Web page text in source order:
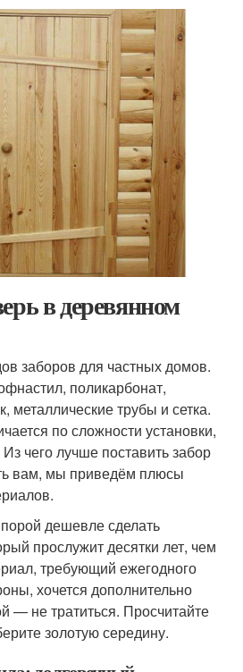
в деревянном
заборов для частных домов.
поликарбонат,
металлические трубы и сетка.
по сложности установки,
чего лучше поставить забор
вам, мы приведём плюсы
дешевле сделать
прослужит десятки лет, чем
требующий ежегодного
хочется дополнительно
— не тратиться. Просчитайте
золотую середину.